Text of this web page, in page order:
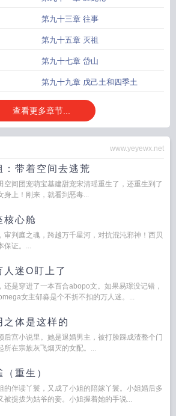
第九十三章 往事
第九十五章 灭祖
第九十七章 岱山
第九十九章 戊己土和四季土
查看更多章节...
www.yeyewx.net
：带着空间去逃荒
空间团宠萌宝基建甜宠宋清瑶重生了，还重生到了
身上！刚来，就看到恶毒...
核心舱
审判庭之魂，跨越万千星河，对抗混沌邪神！西贝
保证。...
人迷O盯上了
还是穿进了一本百合abopo文。如果易璟没记错，
女主郁淼是个不折不扣的万人迷。...
之体是这样的
后宫小说里。她是退婚男主，被打脸踩成渣整个门
所在宗族灰飞烟灭的女配。...
重生）
的伴读丫鬟，又成了小姐的陪嫁丫鬟。小姐婚后多
被提拔为姑爷的妾。小姐握着她的手说...